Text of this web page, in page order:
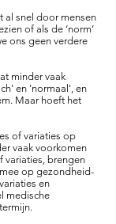
al snel door mensen
of als de ‘norm’
ons geen verdere
minder vaak
en 'normaal', en
Maar hoeft het
of variaties op
vaak voorkomen
variaties, brengen
op gezondheid-
en
medische